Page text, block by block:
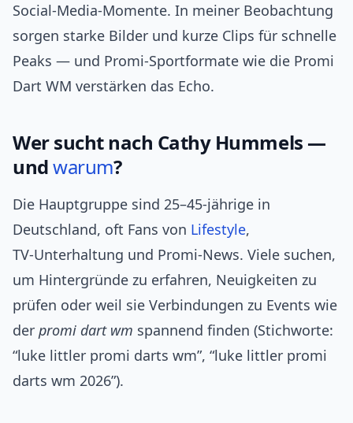
Social‑Media‑Momente. In meiner Beobachtung
sorgen starke Bilder und kurze Clips für schnelle
Peaks — und Promi‑Sportformate wie die Promi
Dart WM verstärken das Echo.
Wer sucht nach Cathy Hummels —
undwarum?
Die Hauptgruppe sind 25–45‑jährige in
Deutschland, oft Fans von Lifestyle,
TV‑Unterhaltung und Promi‑News. Viele suchen,
um Hintergründe zu erfahren, Neuigkeiten zu
prüfen oder weil sie Verbindungen zu Events wie
der promi dart wm spannend finden (Stichworte:
“luke littler promi darts wm”, “luke littler promi
darts wm 2026”).